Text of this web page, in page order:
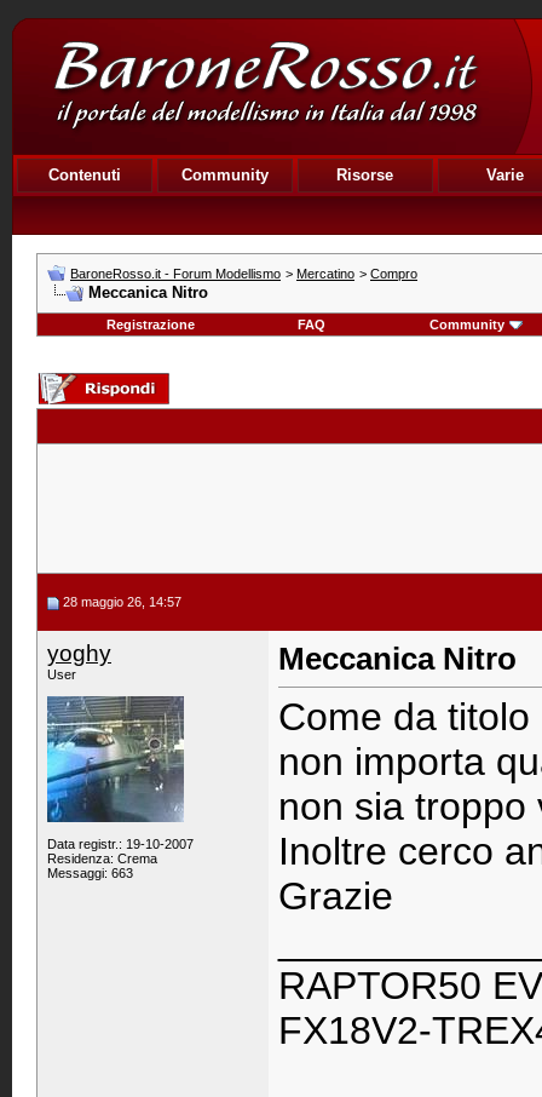
Contenuti Community Risorse Varie
BaroneRosso.it - Forum Modellismo > Mercatino > Compro
Meccanica Nitro
Registrazione FAQ Community
28 maggio 26, 14:57
yoghy
User
Data registr.: 19-10-2007
Residenza: Crema
Messaggi: 663
Meccanica Nitro
Come da
non importa
non sia troppo
Inoltre cerco
Grazie
RAPTOR50
FX18V2-